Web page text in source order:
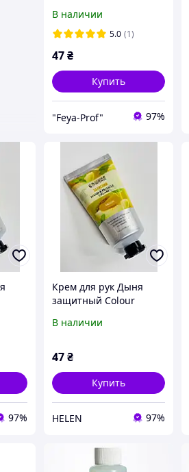
Cream 50 г
В наличии
5.0 (1)
47₴
Купить
"Feya-Prof" 97%
97%
Крем для рук Дыня
защитный Colour
50 г
В наличии
47₴
Купить
HELEN 97%